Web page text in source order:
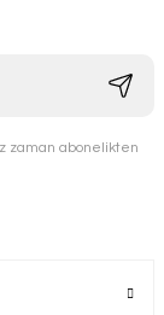
zaman abonelikten